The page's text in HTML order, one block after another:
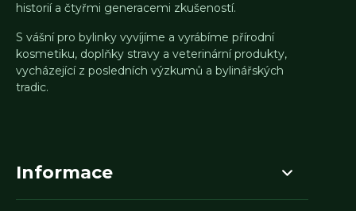
historií a čtyřmi generacemi zkušeností.
S vášní pro bylinky vyvíjíme a vyrábíme přírodní
kosmetiku, doplňky stravy a veterinární produkty,
vycházející z posledních výzkumů a bylinářských
tradic.
Informace